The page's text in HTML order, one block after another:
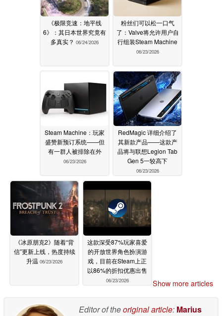
《极限竞速：地平线
6》：其日本世界究竟有
多真实？ 06/24/2026
粉丝们可以松一口气
了：Valve将允许用户自
行组装Steam Machine
06/23/2026
Steam Machine：玩家
盛赞新预订系统——但
有一群人被排除在外
06/23/2026
RedMagic 详细介绍了
其新款产品——这款产
品将与联想Legion Tab
Gen 5一较高下
06/23/2026
《冰原朋克2》随着“背
信”更新上线，热度持续
升温 06/23/2026
这款深受87%玩家喜爱
的开放世界角色扮演游
戏，目前在Steam上正
以86%的折扣优惠出售
06/23/2026 Show more articles
Editor of theoriginal article: Marius